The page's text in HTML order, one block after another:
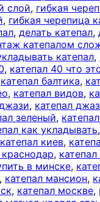
слой, гибкая
, гибкая черепица
, делать катепал,
катепалом
катепал,
, катепал 40 что
катепал балтика,
, катепал видов,
, катепал
зеленый,
как укладывать,
катепал киев,
краснодар,
в минске,
, катепал мансион,
, катепал москве,